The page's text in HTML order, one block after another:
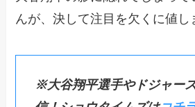
んが、決して注目を欠くに値し
※大谷翔平選手やドジャー